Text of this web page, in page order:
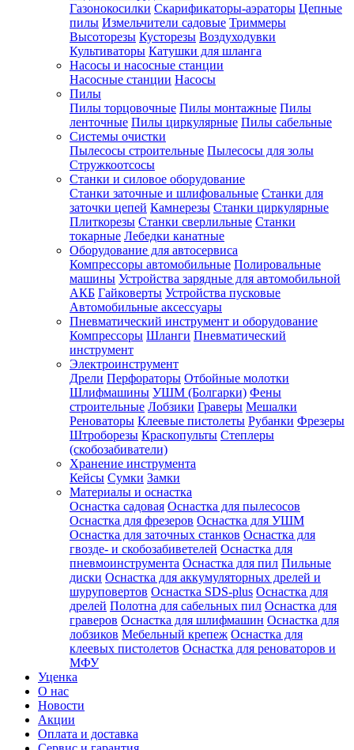
Газонокосилки Скарификаторы-аэраторы Цепные
пилы Измельчители садовые Триммеры
Высоторезы Кусторезы Воздуходувки
Культиваторы Катушки для шланга
Насосы и насосные станции
Насосные станции Насосы
Пилы
Пилы торцовочные Пилы монтажные Пилы
ленточные Пилы циркулярные Пилы сабельные
Системы очистки
Пылесосы строительные Пылесосы для золы
Стружкоотсосы
Станки и силовое оборудование
Станки заточные и шлифовальные Станки для
заточки цепей Камнерезы Станки циркулярные
Плиткорезы Станки сверлильные Станки
токарные Лебедки канатные
Оборудование для автосервиса
Компрессоры автомобильные Полировальные
машины Устройства зарядные для автомобильной
АКБ Гайковерты Устройства пусковые
Автомобильные аксессуары
Пневматический инструмент и оборудование
Компрессоры Шланги Пневматический
инструмент
Электроинструмент
Дрели Перфораторы Отбойные молотки
Шлифмашины УШМ (Болгарки) Фены
строительные Лобзики Граверы Мешалки
Реноваторы Клеевые пистолеты Рубанки Фрезеры
Штроборезы Краскопульты Степлеры
(скобозабиватели)
Хранение инструмента
Кейсы Сумки Замки
Материалы и оснастка
Оснастка садовая Оснастка для пылесосов
Оснастка для фрезеров Оснастка для УШМ
Оснастка для заточных станков Оснастка для
гвозде- и скобозабиветелей Оснастка для
пневмоинструмента Оснастка для пил Пильные
диски Оснастка для аккумуляторных дрелей и
шуруповертов Оснастка SDS-plus Оснастка для
дрелей Полотна для сабельных пил Оснастка для
граверов Оснастка для шлифмашин Оснастка для
лобзиков Мебельный крепеж Оснастка для
клеевых пистолетов Оснастка для реноваторов и
МФУ
Уценка
О нас
Новости
Акции
Оплата и доставка